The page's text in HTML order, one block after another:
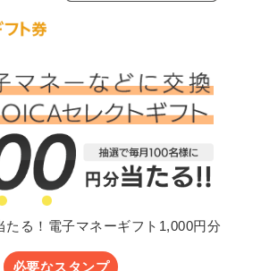
たる！電子マネーギフト1,000円分
必要なスタンプ